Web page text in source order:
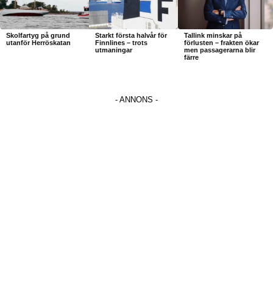
Skolfartyg på grund
utanför Herröskatan
Starkt första halvår för
Finnlines – trots
utmaningar
Tallink minskar på
förlusten – frakten ökar
men passagerarna blir
färre